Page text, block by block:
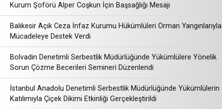
Kurum Şoförü Alper Coşkun İçin Başsağlığı Mesajı
Balıkesir Açık Ceza İnfaz Kurumu Hükümlüleri Orman Yangınlarıyla
Mücadeleye Destek Verdi
Bolvadin Denetimli Serbestlik Müdürlüğünde Yükümlülere Yönelik
Sorun Çözme Becerileri Semineri Düzenlendi
İstanbul Anadolu Denetimli Serbestlik Müdürlüğünde Yükümlülerin
Katılımıyla Çiçek Dikimi Etkinliği Gerçekleştirildi